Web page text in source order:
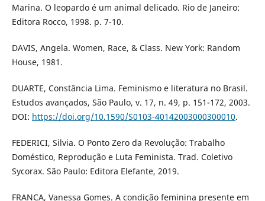
Marina. O leopardo é um animal delicado. Rio de Janeiro:
Editora Rocco, 1998. p. 7-10.
DAVIS, Angela. Women, Race, & Class. New York: Random
House, 1981.
DUARTE, Constância Lima. Feminismo e literatura no Brasil.
Estudos avançados, São Paulo, v. 17, n. 49, p. 151-172, 2003.
DOI: https://doi.org/10.1590/S0103-40142003000300010.
FEDERICI, Silvia. O Ponto Zero da Revolução: Trabalho
Doméstico, Reprodução e Luta Feminista. Trad. Coletivo
Sycorax. São Paulo: Editora Elefante, 2019.
FRANCA, Vanessa Gomes. A condição feminina presente em